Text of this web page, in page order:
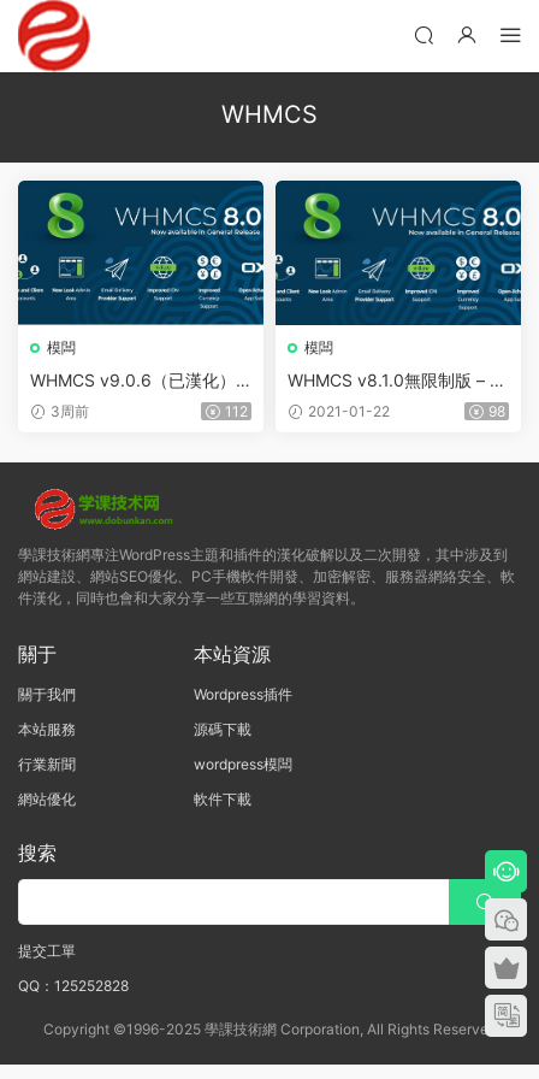
WHMCS
模闆
WHMCS v9.0.6（已漢化）–
虛拟主機計費和自動化平台
3周前 112
模闆
WHMCS v8.1.0無限制版 – 虛
拟主機自動計費平台
2021-01-22 98
學課技術網專注WordPress主題和插件的漢化破解以及二次開發，其中涉及到
網站建設、網站SEO優化、PC手機軟件開發、加密解密、服務器網絡安全、軟
件漢化，同時也會和大家分享一些互聯網的學習資料。
關于
關于我們
本站服務
行業新聞
網站優化
本站資源
Wordpress插件
源碼下載
wordpress模闆
軟件下載
搜索
提交工單
QQ：125252828
Copyright ©1996-2025 學課技術網 Corporation, All Rights Reserved